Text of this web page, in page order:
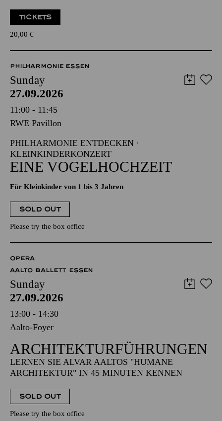
TICKETS
20,00 €
PHILHARMONIE ESSEN
Sunday
27.09.2026
11:00 - 11:45
RWE Pavillon
PHILHARMONIE ENTDECKEN ·
KLEINKINDERKONZERT
EINE VOGELHOCHZEIT
Für Kleinkinder von 1 bis 3 Jahren
SOLD OUT
Please try the box office
OPERA
AALTO BALLETT ESSEN
Sunday
27.09.2026
13:00 - 14:30
Aalto-Foyer
ARCHITEKTUR­FÜHRUNGEN
LERNEN SIE ALVAR AALTOS "HUMANE
ARCHITEKTUR" IN 45 MINUTEN KENNEN
SOLD OUT
Please try the box office